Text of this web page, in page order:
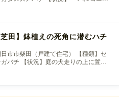
いなものが落ちていて
芝田】鉢植えの死角に潜むハチ
日市市柴田（戸建て住宅） 【種類】セ
バチ 【状況】庭の犬走りの上に置か
ック製のプランター